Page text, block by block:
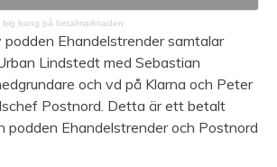
big bang på betalmarknaden
Ehandelstrender samtalar
Lindstedt med Sebastian
och vd på Klarna och Peter
Postnord. Detta är ett betalt
podden Ehandelstrender och Postnord